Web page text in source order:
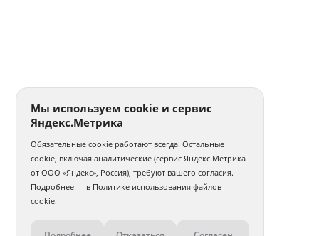
Мы используем cookie и сервис
Яндекс.Метрика
Обязательные cookie работают всегда. Остальные
cookie, включая аналитические (сервис Яндекс.Метрика
от ООО «Яндекс», Россия), требуют вашего согласия.
Подробнее — в Политике использования файлов
cookie.